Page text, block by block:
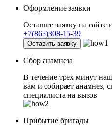
Оформление заявки
Оставьте заявку на
+7(863)308-15-39
Оставить заявку
Сбор анамнеза
В течение трех минут
вам и собирает анамнез,
специалиста на вызов
Прибытие бригады